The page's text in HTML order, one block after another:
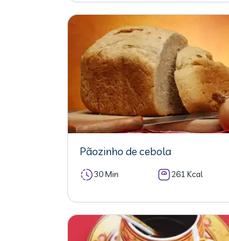
Pãozinho de cebola
30 Min 261 Kcal